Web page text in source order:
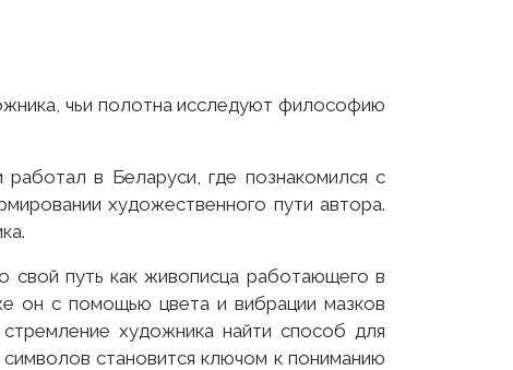
чьи полотна исследуют философию
в Беларуси, где познакомился с
художественного пути автора.
свой путь как живописца работающего в
он с помощью цвета и вибрации мазков
художника найти способ для
становится ключом к пониманию